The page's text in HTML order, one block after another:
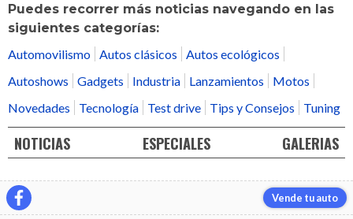
Puedes recorrer más noticias navegando en las
siguientes categorías:
Automovilismo Autos clásicos
Autos ecológicos
Autoshows
Gadgets Industria Lanzamientos
Motos
Novedades
Tecnología Test drive Tips y Consejos Tuning
NOTICIAS ESPECIALES GALERIAS
Vende tu auto